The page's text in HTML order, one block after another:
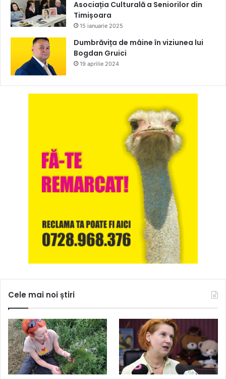
Asociația Culturală a Seniorilor din
Timișoara
15 ianuarie 2025
Dumbrăvița de mâine în viziunea lui
Bogdan Gruici
19 aprilie 2024
Cele mai noi știri